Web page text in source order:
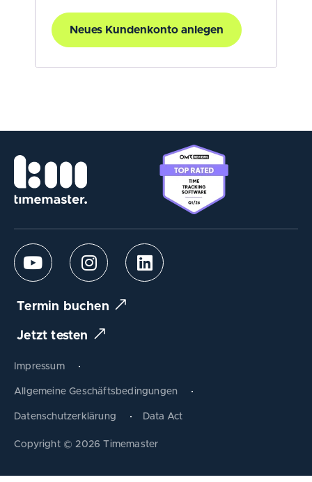
Neues Kundenkonto anlegen
Produkt tauschen
Termin buchen
Jetzt testen
Impressum
Allgemeine Geschäftsbedingungen
Datenschutzerklärung Data Act
Copyright © 2026 Timemaster